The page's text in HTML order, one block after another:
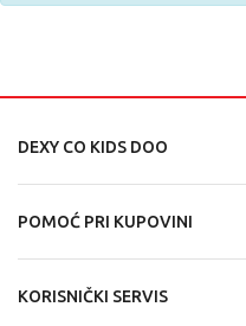
DEXY CO KIDS DOO
POMOĆ PRI KUPOVINI
KORISNIČKI SERVIS